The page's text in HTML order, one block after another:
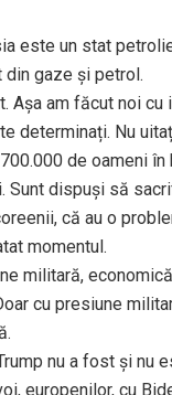
este un stat
gaze și petrol.
Așa am făcut noi cu
determinați. Nu
de oameni în
Sunt dispuși să
că au o
momentul.
militară,
cu presiune
nu a fost și nu
europenilor, cu